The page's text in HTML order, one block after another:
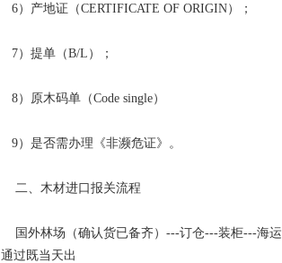
6）产地证（CERTIFICATE OF ORIGIN）；
7）提单（B/L）；
8）原木码单（Code single）
9）是否需办理《非濒危证》。
二、木材进口报关流程
国外林场（确认货已备齐）---订仓---装柜---海
通过既当天出